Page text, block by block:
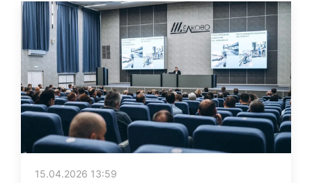
15.04.2026 13:59